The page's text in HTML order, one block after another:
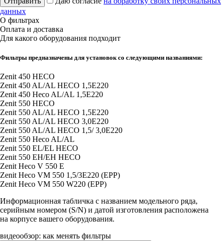
данных
О фильтрах
Оплата и доставка
Для какого оборудования подходит
Фильтры предназначены для установок со следующими названиями:
Zenit 450 HECO
Zenit 450 AL/AL HECO 1,5E220
Zenit 450 Heco AL/AL 1,5E220
Zenit 550 HECO
Zenit 550 AL/AL HECO 1,5E220
Zenit 550 AL/AL HECO 3,0E220
Zenit 550 AL/AL HECO 1,5/ 3,0E220
Zenit 550 Heco AL/AL
Zenit 550 EL/EL HECO
Zenit 550 EH/EH HECO
Zenit Heco V 550 E
Zenit Heco VM 550 1,5/3E220 (EPP)
Zenit Heco VM 550 W220 (EPP)
Информационная табличка с названием модельного ряда,
серийным номером (S/N) и датой изготовления расположена
на корпусе вашего оборудования.
видеообзор: как менять фильтры